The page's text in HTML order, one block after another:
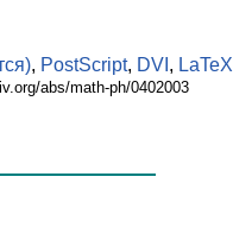
, PostScript, DVI , LaTeX
abs/math-ph/0402003